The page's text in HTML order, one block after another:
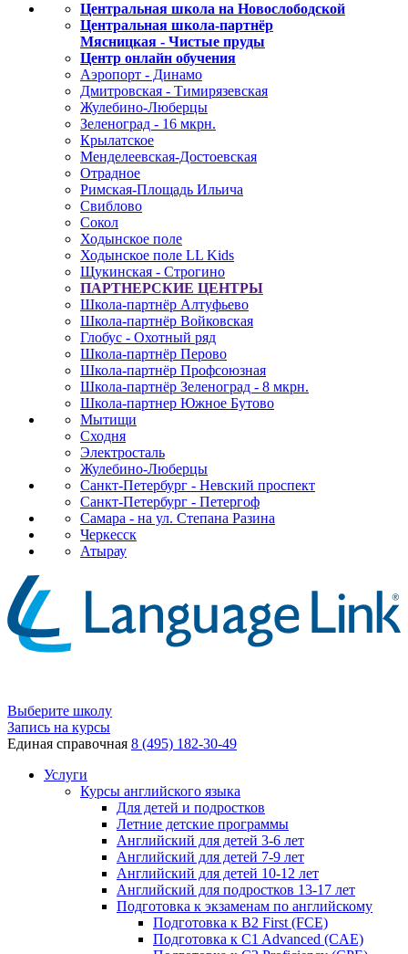
Центральная школа на Новослободской
Центральная школа-партнёр
Мясницкая - Чистые пруды
Центр онлайн обучения
Аэропорт - Динамо
Дмитровская - Тимирязевская
Жулебино-Люберцы
Зеленоград - 16 мкрн.
Крылатское
Менделеевская-Достоевская
Отрадное
Римская-Площадь Ильича
Свиблово
Сокол
Ходынское поле
Ходынское поле LL Kids
Щукинская - Строгино
ПАРТНЕРСКИЕ ЦЕНТРЫ
Школа-партнёр Алтуфьево
Школа-партнёр Войковская
Глобус - Охотный ряд
Школа-партнёр Перово
Школа-партнёр Профсоюзная
Школа-партнёр Зеленоград - 8 мкрн.
Школа-партнер Южное Бутово
Мытищи
Сходня
Электросталь
Жулебино-Люберцы
Санкт-Петербург - Невский проспект
Санкт-Петербург - Петергоф
Самара - на ул. Степана Разина
Черкесск
Атырау
Выберите школу
Запись на курсы
Единая справочная 8 (495) 182-30-49
Услуги
Курсы английского языка
Для детей и подростков
Летние детские программы
Английский для детей 3-6 лет
Английский для детей 7-9 лет
Английский для детей 10-12 лет
Английский для подростков 13-17 лет
Подготовка к экзаменам по английскому
Подготовка к B2 First (FCE)
Подготовка к C1 Advanced (CAE)